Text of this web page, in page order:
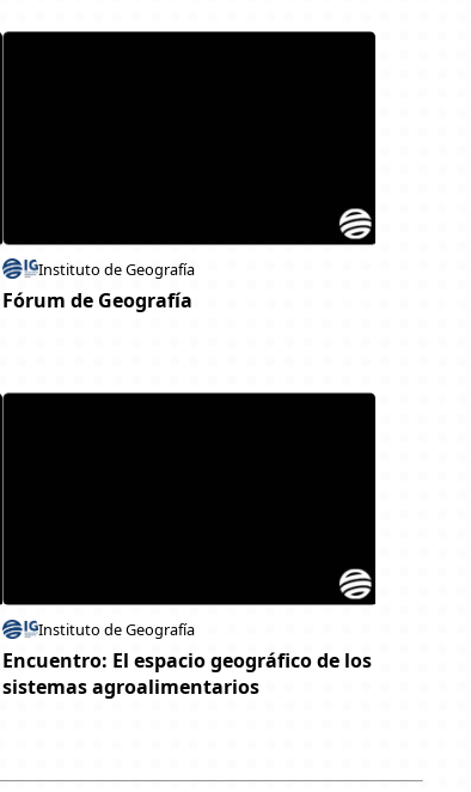
Instituto de Geografía
Fórum de Geografía
Instituto de Geografía
Encuentro: El espacio geográfico de los
sistemas agroalimentarios